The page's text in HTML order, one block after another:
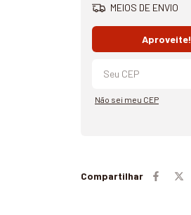
MEIOS DE ENVIO
Aproveite!
Não sei meu CEP
Compartilhar